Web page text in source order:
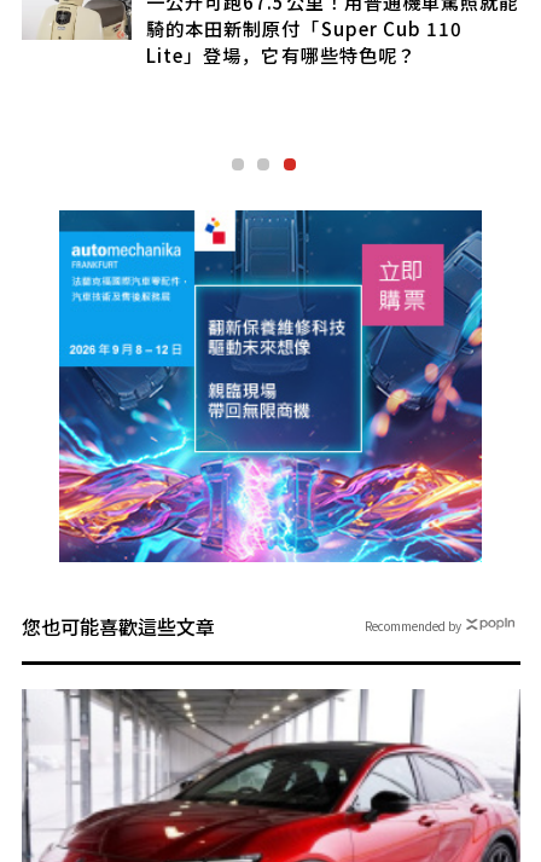
騎的本田新制原付「Super Cub 110
Lite」登場，它有哪些特色呢？
您也可能喜歡這些文章 Recommended by